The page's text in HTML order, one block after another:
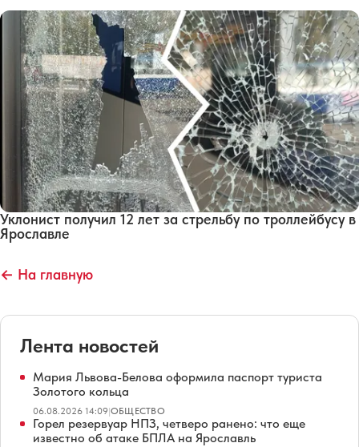
Уклонист получил 12 лет за стрельбу по троллейбусу в
Ярославле
← На главную
Лента новостей
Мария Львова-Белова оформила паспорт туриста
Золотого кольца
06.08.2026 14:09|ОБЩЕСТВО
Горел резервуар НПЗ, четверо ранено: что еще
известно об атаке БПЛА на Ярославль